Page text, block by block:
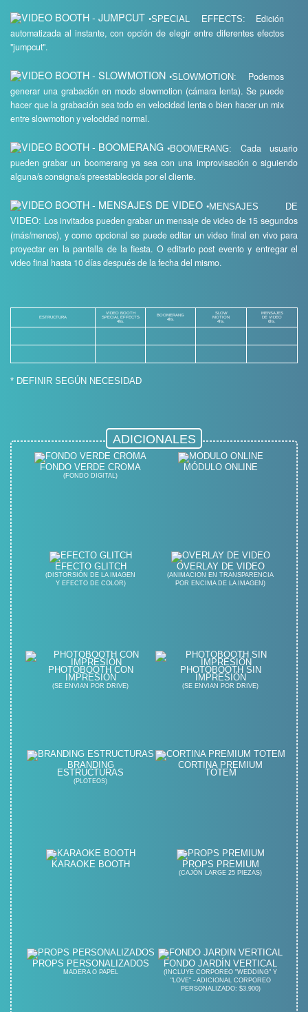
•SPECIAL EFFECTS:
Edición
automatizada al instante, con opción de elegir entre diferentes efectos
"jumpcut".
•SLOWMOTION:
Podemos
generar una grabación en modo slowmotion (cámara lenta). Se puede
hacer que la grabación sea todo en velocidad lenta o bien hacer un mix
entre slowmotion y velocidad normal.
•BOOMERANG:
Cada usuario
pueden grabar un boomerang ya sea con una improvisación o siguiendo
alguna/s consigna/s preestablecida por el cliente.
•MENSAJES DE
VIDEO: Los invitados pueden grabar un mensaje de video de 15 segundos
(más/menos), y como opcional se puede editar un video ﬁnal en vivo para
proyectar en la pantalla de la ﬁesta. O editarlo post evento y entregar el
video ﬁnal hasta 10 días después de la fecha del mismo.
ESTRUCTURA
VIDEO BOOTH
SPECIAL EFFECTS
4hs.
BOOMERANG
4hs.
SLOW
MOTION
4hs.
MENSAJES
DE VIDEO
6hs.
* DEFINIR SEGÚN NECESIDAD
ADICIONALES
FONDO VERDE CROMA
(FONDO DIGITAL)
MÓDULO ONLINE
EFECTO GLITCH
(DISTORSIÓN DE LA IMAGEN
Y EFECTO DE COLOR)
OVERLAY DE VIDEO
(ANIMACION EN TRANSPARENCIA
POR ENCIMA DE LA IMAGEN)
PHOTOBOOTH CON
IMPRESIÓN
(SE ENVIAN POR DRIVE)
PHOTOBOOTH SIN
IMPRESIÓN
(SE ENVIAN POR DRIVE)
BRANDING
ESTRUCTURAS
(PLOTEOS)
CORTINA PREMIUM
TOTEM
KARAOKE BOOTH PROPS PREMIUM
(CAJÓN LARGE 25 PIEZAS)
PROPS PERSONALIZADOS
MADERA O PAPEL
FONDO JARDÍN VERTICAL
(INCLUYE CORPOREO "WEDDING" Y
"LOVE" - ADICIONAL CORPOREO
PERSONALIZADO: $3.900)